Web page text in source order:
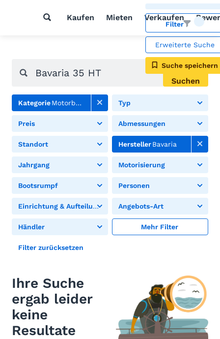
Kaufen Mieten Verkaufen
Filter
Erweiterte Suche
Suche speichern
Suchen
KategorieMotorboote Typ
Preis Abmessungen
Standort HerstellerBavaria
Jahrgang Motorisierung
Bootsrumpf Personen
Einrichtung & Aufteilung Angebots-Art
Händler Mehr Filter
Filter zurücksetzen
Ihre Suche
ergab leider
keine
Resultate